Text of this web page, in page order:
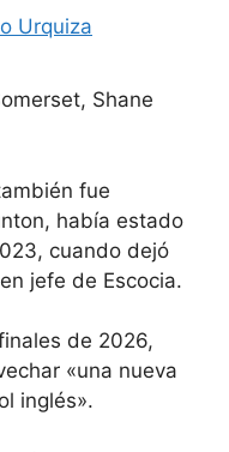
Urquiza
Shane
fue
había estado
cuando dejó
jefe de Escocia.
de 2026,
«una nueva
inglés».